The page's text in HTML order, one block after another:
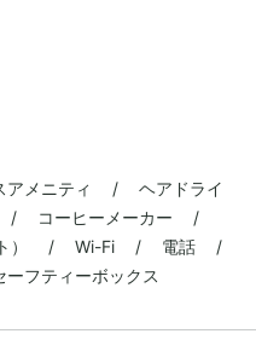
メニティ / ヘアドライ
ーヒーメーカー /
スト） / Wi-Fi / 電話 /
ティーボックス